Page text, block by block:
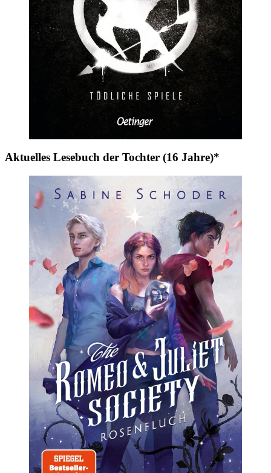
Aktuelles Lesebuch der Tochter (16 Jahre)*